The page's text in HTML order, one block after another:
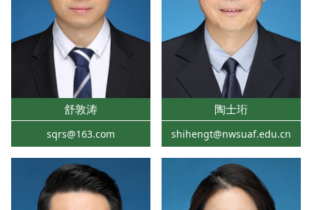
舒敦涛
sqrs@163.com
陶士珩
shihengt@nwsuaf.edu.cn